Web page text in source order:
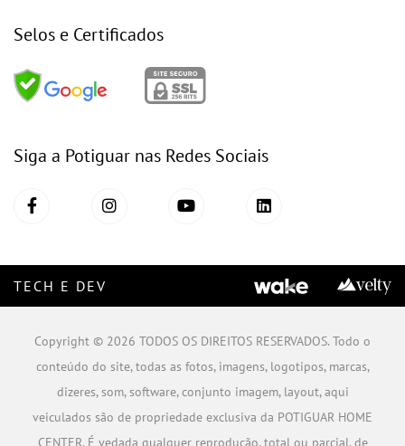
Selos e Certificados
Siga a Potiguar nas Redes Sociais
TECH E DEV
Copyright © 2026 TODOS OS DIREITOS RESERVADOS. Todo o
conteúdo do site, todas as fotos, imagens, logotipos, marcas,
dizeres, som, software, conjunto imagem, layout, aqui
veiculados são de propriedade exclusiva da POTIGUAR HOME
CENTER. É vedada qualquer reprodução, total ou parcial, de